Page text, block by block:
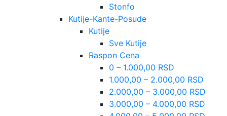
Stonfo
Kutije-Kante-Posude
Kutije
Sve Kutije
Raspon Cena
0 – 1.000,00 RSD
1.000,00 – 2.000,00 RSD
2.000,00 – 3.000,00 RSD
3.000,00 – 4.000,00 RSD